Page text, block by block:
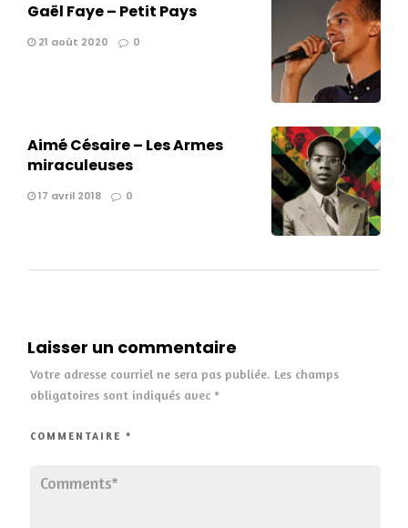
Gaël Faye – Petit Pays
21 août 2020 0
Aimé Césaire – Les Armes
miraculeuses
17 avril 2018 0
Laisser un commentaire
Votre adresse courriel ne sera pas publiée. Les champs
obligatoires sont indiqués avec *
COMMENTAIRE *